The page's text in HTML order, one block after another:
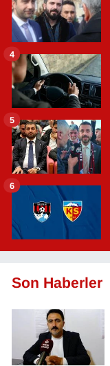
4
5
6
Son Haberler